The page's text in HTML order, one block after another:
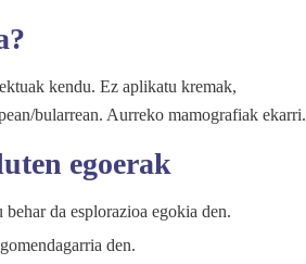
kendu. Ez aplikatu kremak,
bularrean. Aurreko mamografiak ekarri.
egoerak
behar da esplorazioa egokia den.
den.